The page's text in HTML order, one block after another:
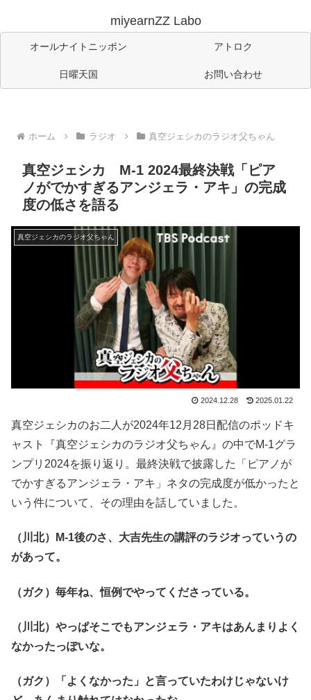
miyearnZZ Labo
オールナイトニッポン アトロク
日曜天国 お問い合わせ
ホーム ラジオ 真空ジェシカのラジオ父ちゃん
真空ジェシカ M-1 2024最終決戦「ピア
ノがでかすぎるアンジェラ・アキ」の完成
度の低さを語る
真空ジェシカのラジオ父ちゃん
2024.12.28 2025.01.22
真空ジェシカのお二人が2024年12月28日配信のポッドキ
ャスト『真空ジェシカのラジオ父ちゃん』の中でM-1グラ
ンプリ2024を振り返り。最終決戦で披露した「ピアノが
でかすぎるアンジェラ・アキ」ネタの完成度が低かったと
いう件について、その理由を話していました。
（川北）M-1後のさ、大吉先生の講評のラジオっていうの
があって。
（ガク）毎年ね、恒例でやってくださっている。
（川北）やっぱそこでもアンジェラ・アキはあんまりよく
なかったっぽいな。
（ガク）「よくなかった」と言っていたわけじゃないけ